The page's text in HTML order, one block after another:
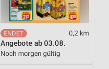
0,2 km
Angebote ab 03.08.
Noch morgen gültig